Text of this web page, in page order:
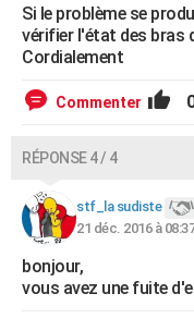
Si le problème se
vérifier l'état des bras
Cordialement
Commenter
RÉPONSE 4 / 4
stf_la sudiste
21 déc. 2016 à 08:37
bonjour,
vous avez une fuite